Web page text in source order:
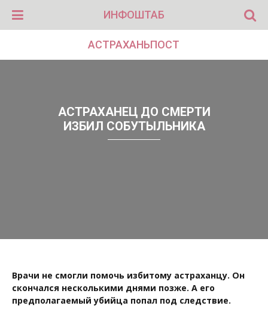
ИНФОШТАБ
АСТРАХАНЬПОСТ
АСТРАХАНЕЦ ДО СМЕРТИ
ИЗБИЛ СОБУТЫЛЬНИКА
Врачи не смогли помочь избитому астраханцу. Он
скончался несколькими днями позже. А его
предполагаемый убийца попал под следствие.